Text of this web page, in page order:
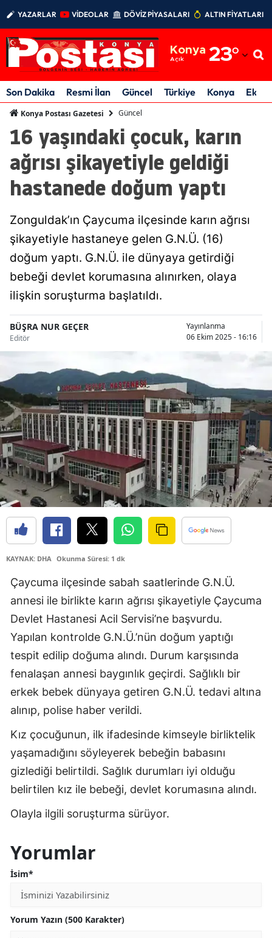
YAZARLAR VİDEOLAR DÖVİZ PİYASALARI ALTIN FİYATLARI
Konya
Açık 23°
Adıyaman
Afyonkarahisar
Amasya
Ankara
Antalya
Aydın
Balıkesir
Bilecik
Bitlis
Bolu
Burdur
Bursa
Çanakkale
Çankırı
Çorum
Denizli
Diyarbakır
Elazığ
Erzincan
Erzurum
Eskişehir
Gaziantep
Gümüşhane
Hakkari
Hatay
Son Dakika Resmi İlan Güncel Türkiye Konya
Konya Postası Gazetesi Güncel
16 yaşındaki çocuk, karın
ağrısı şikayetiyle geldiği
hastanede doğum yaptı
Zonguldak’ın Çaycuma ilçesinde karın ağrısı
şikayetiyle hastaneye gelen G.N.Ü. (16)
doğum yaptı. G.N.Ü. ile dünyaya getirdiği
bebeği devlet korumasına alınırken, olaya
ilişkin soruşturma başlatıldı.
BÜŞRA NUR GEÇER
Editör
Yayınlanma
06 Ekim 2025 - 16:16
KAYNAK: DHA Okunma Süresi: 1 dk
Çaycuma ilçesinde sabah saatlerinde G.N.Ü.
annesi ile birlikte karın ağrısı şikayetiyle Çaycuma
Devlet Hastanesi Acil Servisi’ne başvurdu.
Yapılan kontrolde G.N.Ü.’nün doğum yaptığı
tespit edilip doğuma alındı. Durum karşısında
fenalaşan annesi baygınlık geçirdi. Sağlıklı bir
erkek bebek dünyaya getiren G.N.Ü. tedavi altına
alınıp, polise haber verildi.
Kız çocuğunun, ilk ifadesinde kimseyle birliktelik
yaşamadığını söyleyerek bebeğin babasını
gizlediği belirtildi. Sağlık durumları iyi olduğu
belirtilen kız ile bebeği, devlet korumasına alındı.
Olayla ilgili soruşturma sürüyor.
Yorumlar
İsim*
Yorum Yazın (500 Karakter)